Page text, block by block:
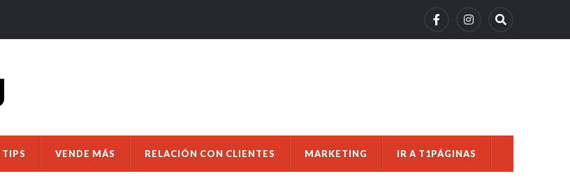
TIPS VENDE MÁS RELACIÓN CON CLIENTES MARKETING IR A T1PÁGINAS